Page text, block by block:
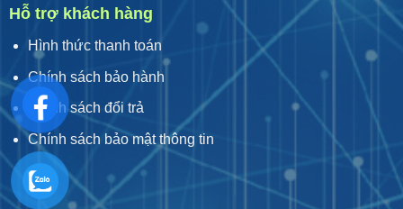
Hỗ trợ khách hàng
Hình thức thanh toán
Chính sách bảo hành
Chính sách đổi trả
Chính sách bảo mật thông tin